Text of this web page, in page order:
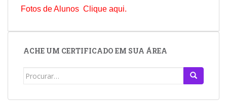
Fotos de Alunos Clique aqui.
ACHE UM CERTIFICADO EM SUA ÁREA
Search